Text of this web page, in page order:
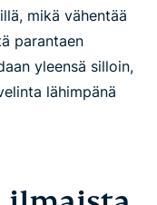
mikä vähentää
parantaen
yleensä silloin,
lähimpänä